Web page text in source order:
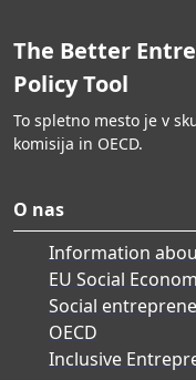
The Better
Policy Tool
To spletno mesto je v
komisija in OECD.
O nas
Information
EU Social
Social
OECD
Inclusive